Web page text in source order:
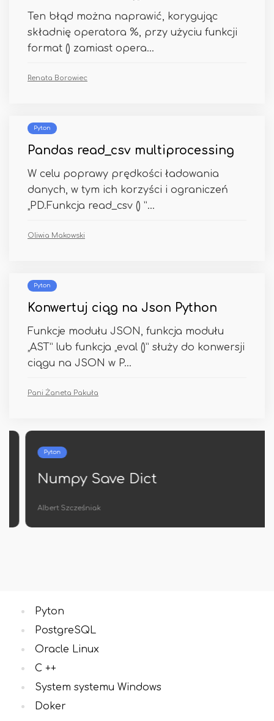
Ten błąd można naprawić, korygując
składnię operatora %, przy użyciu funkcji
format () zamiast opera...
Renata Borowiec
Pyton
Pandas read_csv multiprocessing
W celu poprawy prędkości ładowania
danych, w tym ich korzyści i ograniczeń
„PD.Funkcja read_csv () ”...
Oliwia Makowski
Pyton
Konwertuj ciąg na Json Python
Funkcje modułu JSON, funkcja modułu
„AST” lub funkcja „eval ()” służy do konwersji
ciągu na JSON w P...
Pani Żaneta Pakuła
Pyton
Numpy Save Dict
Albert Szcześniak
Pyton
PostgreSQL
Oracle Linux
C ++
System systemu Windows
Doker